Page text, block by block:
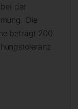
der
Die
beträgt 200